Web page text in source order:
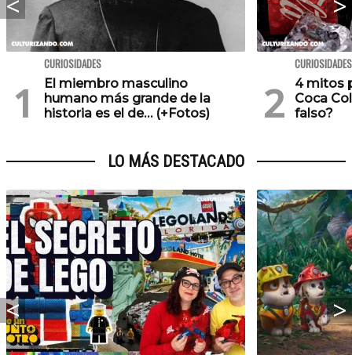
CURIOSIDADES
El miembro masculino
humano más grande de la
historia es el de… (+Fotos)
CURIOSIDADES
4 mitos
Coca
falso?
LO MÁS DESTACADO